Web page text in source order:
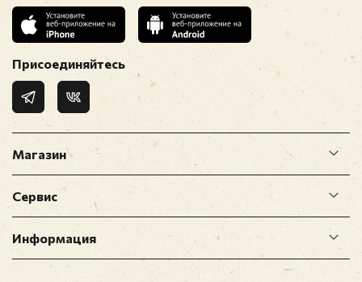
Магазин
Сервис
Информация
Присоединяйтесь